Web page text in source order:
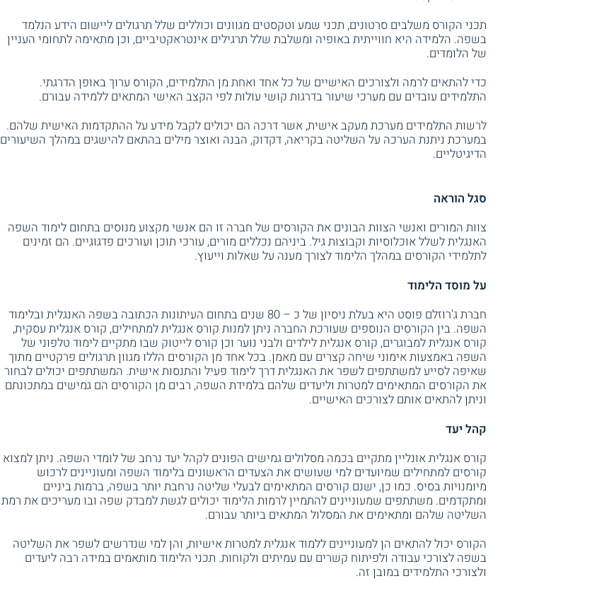
תכני הקורס משלבים סרטונים, תכני שמע וטקסטים מגוונים וכוללים שלל תרגולים ליישום הידע הנלמד
בשפה. הלמידה היא חווייתית באופיה ומשלבת שלל תרגילים אינטראקטיביים, וכן מתאימה לתחומי העניין
של הלומדים.
כדי להתאים לרמה ולצורכים האישיים של כל אחד ואחת מן התלמידים, הקורס ערוך באופן הדרגתי.
התלמידים עובדים עם מערכי שיעור בדרגות קושי עולות לפי הקצב האישי המתאים ללמידה עבורם.
לרשות התלמידים מערכת מעקב אישית, אשר דרכה הם יכולים לקבל מידע על ההתקדמות האישית שלהם.
במערכת ניתנת הערכה על השליטה בקריאה, דקדוק, הבנה ואוצר מילים בהתאם להישגים במהלך השיעורים
הדיגיטליים.
סגל הוראה
צוות המורים ואנשי הצוות הבונים את הקורסים של חברה זו הם אנשי מקצוע מנוסים בתחום לימוד השפה
האנגלית לשלל אוכלוסיות וקבוצות גיל. ביניהם נכללים מורים, עורכי תוכן ועורכים פדגוגיים. הם זמינים
לתלמידי הקורסים במהלך הלימוד לצורך מענה על שאלות וייעוץ.
על מוסד הלימוד
חברת ג'רוזלם פוסט היא בעלת ניסיון של כ – 80 שנים בתחום העיתונות הכתובה בשפה האנגלית ובלימוד
השפה. בין הקורסים הנוספים שעורכת החברה ניתן למנות קורס אנגלית למתחילים, קורס אנגלית עסקית,
קורס אנגלית למבוגרים, קורס אנגלית לילדים ולבני נוער וכן קורס לייטוק שבו מתקיים לימוד טלפוני של
השפה באמצעות אימוני שיחה קצרים עם מאמן. בכל אחד מן הקורסים הללו מגוון תרגולים פרקטיים מתוך
שאיפה לסייע למשתתפים לשפר את האנגלית דרך לימוד פעיל והתנסות אישית. המשתתפים יכולים לבחור
את הקורסים המתאימים למטרות וליעדים שלהם בלמידת השפה, רבים מן הקורסים הם גמישים במתכונתם
וניתן להתאים אותם לצורכים האישיים.
קהל יעד
קורס אנגלית אונליין מתקיים בכמה מסלולים גמישים הפונים לקהל יעד נרחב של לומדי השפה. ניתן למצוא
קורסים למתחילים שמיועדים למי שעושים את הצעדים הראשונים בלימוד השפה ומעוניינים לרכוש
מיומנויות בסיס. כמו כן, ישנם קורסים המתאימים לבעלי שליטה נרחבת יותר בשפה, ברמות ביניים
ומתקדמים. משתתפים שמעוניינים להתמיין לרמות הלימוד יכולים לגשת למבדק שפה ובו מעריכים את רמת
השליטה שלהם ומתאימים את המסלול המתאים ביותר עבורם.
הקורס יכול להתאים הן למעוניינים ללמוד אנגלית למטרות אישיות, והן למי שנדרשים לשפר את השליטה
בשפה לצורכי עבודה ולפיתוח קשרים עם עמיתים ולקוחות. תכני הלימוד מותאמים במידה רבה ליעדים
ולצורכי התלמידים במובן זה.